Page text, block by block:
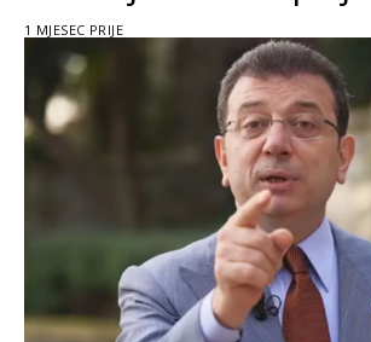
1 MJESEC PRIJE